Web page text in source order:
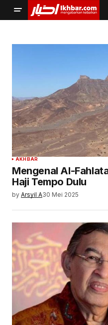
AKHBAR
Mengenal Al-
Haji Tempo Dulu
by Arsyil A30 Mei 2025